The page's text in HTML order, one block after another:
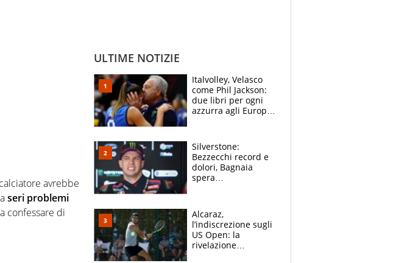
avrebbe
seri problemi
confessare di
ULTIME NOTIZIE
Italvolley, Velasco
come Phil Jackson:
due libri per ogni
azzurra agli Europei.
Silverstone:
Bezzecchi record e
dolori, Bagnaia
spera
e vota Aprilia
Alcaraz,
l’indiscrezione sugli
US Open: la
rivelazione